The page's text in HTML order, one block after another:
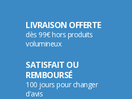
LIVRAISON OFFERTE
dès 99€ hors produits
volumineux
SATISFAIT OU
REMBOURSÉ
100 jours pour changer
d'avis